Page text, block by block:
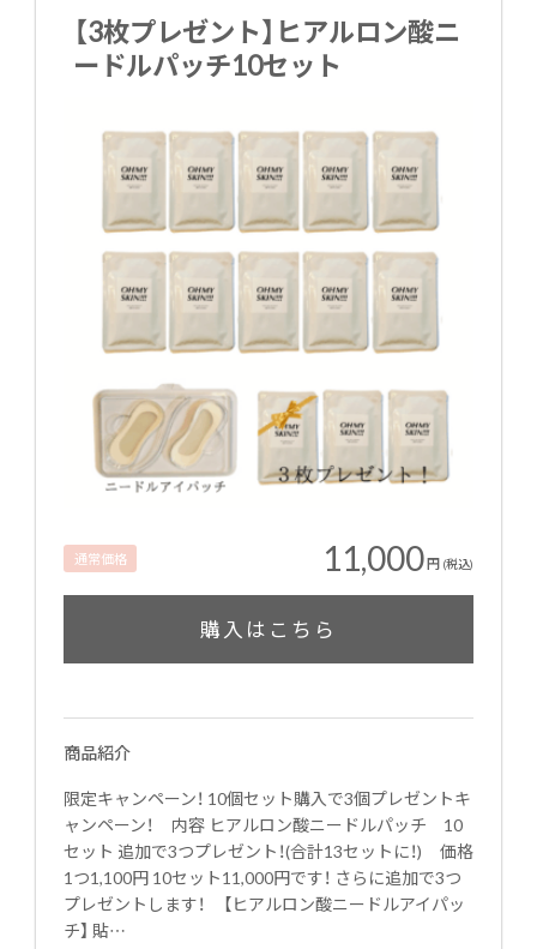
【3枚プレゼント】ヒアルロン酸ニ
ードルパッチ10セット
通常価格 11,000円 (税込)
購入はこちら
商品紹介
限定キャンペーン！ 10個セット購入で3個プレゼントキ
ャンペーン！ 内容 ヒアルロン酸ニードルパッチ 10
セット 追加で3つプレゼント！(合計13セットに！) 価格
1つ1,100円 10セット11,000円です！ さらに追加で3つ
プレゼントします！ 【ヒアルロン酸ニードルアイパッ
チ】 貼…